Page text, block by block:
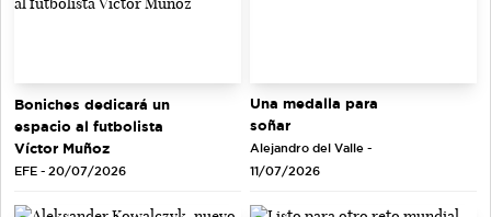
Boniches dedicará un
espacio al futbolista
Víctor Muñoz
EFE - 20/07/2026
Una medalla para
soñar
Alejandro del Valle -
11/07/2026